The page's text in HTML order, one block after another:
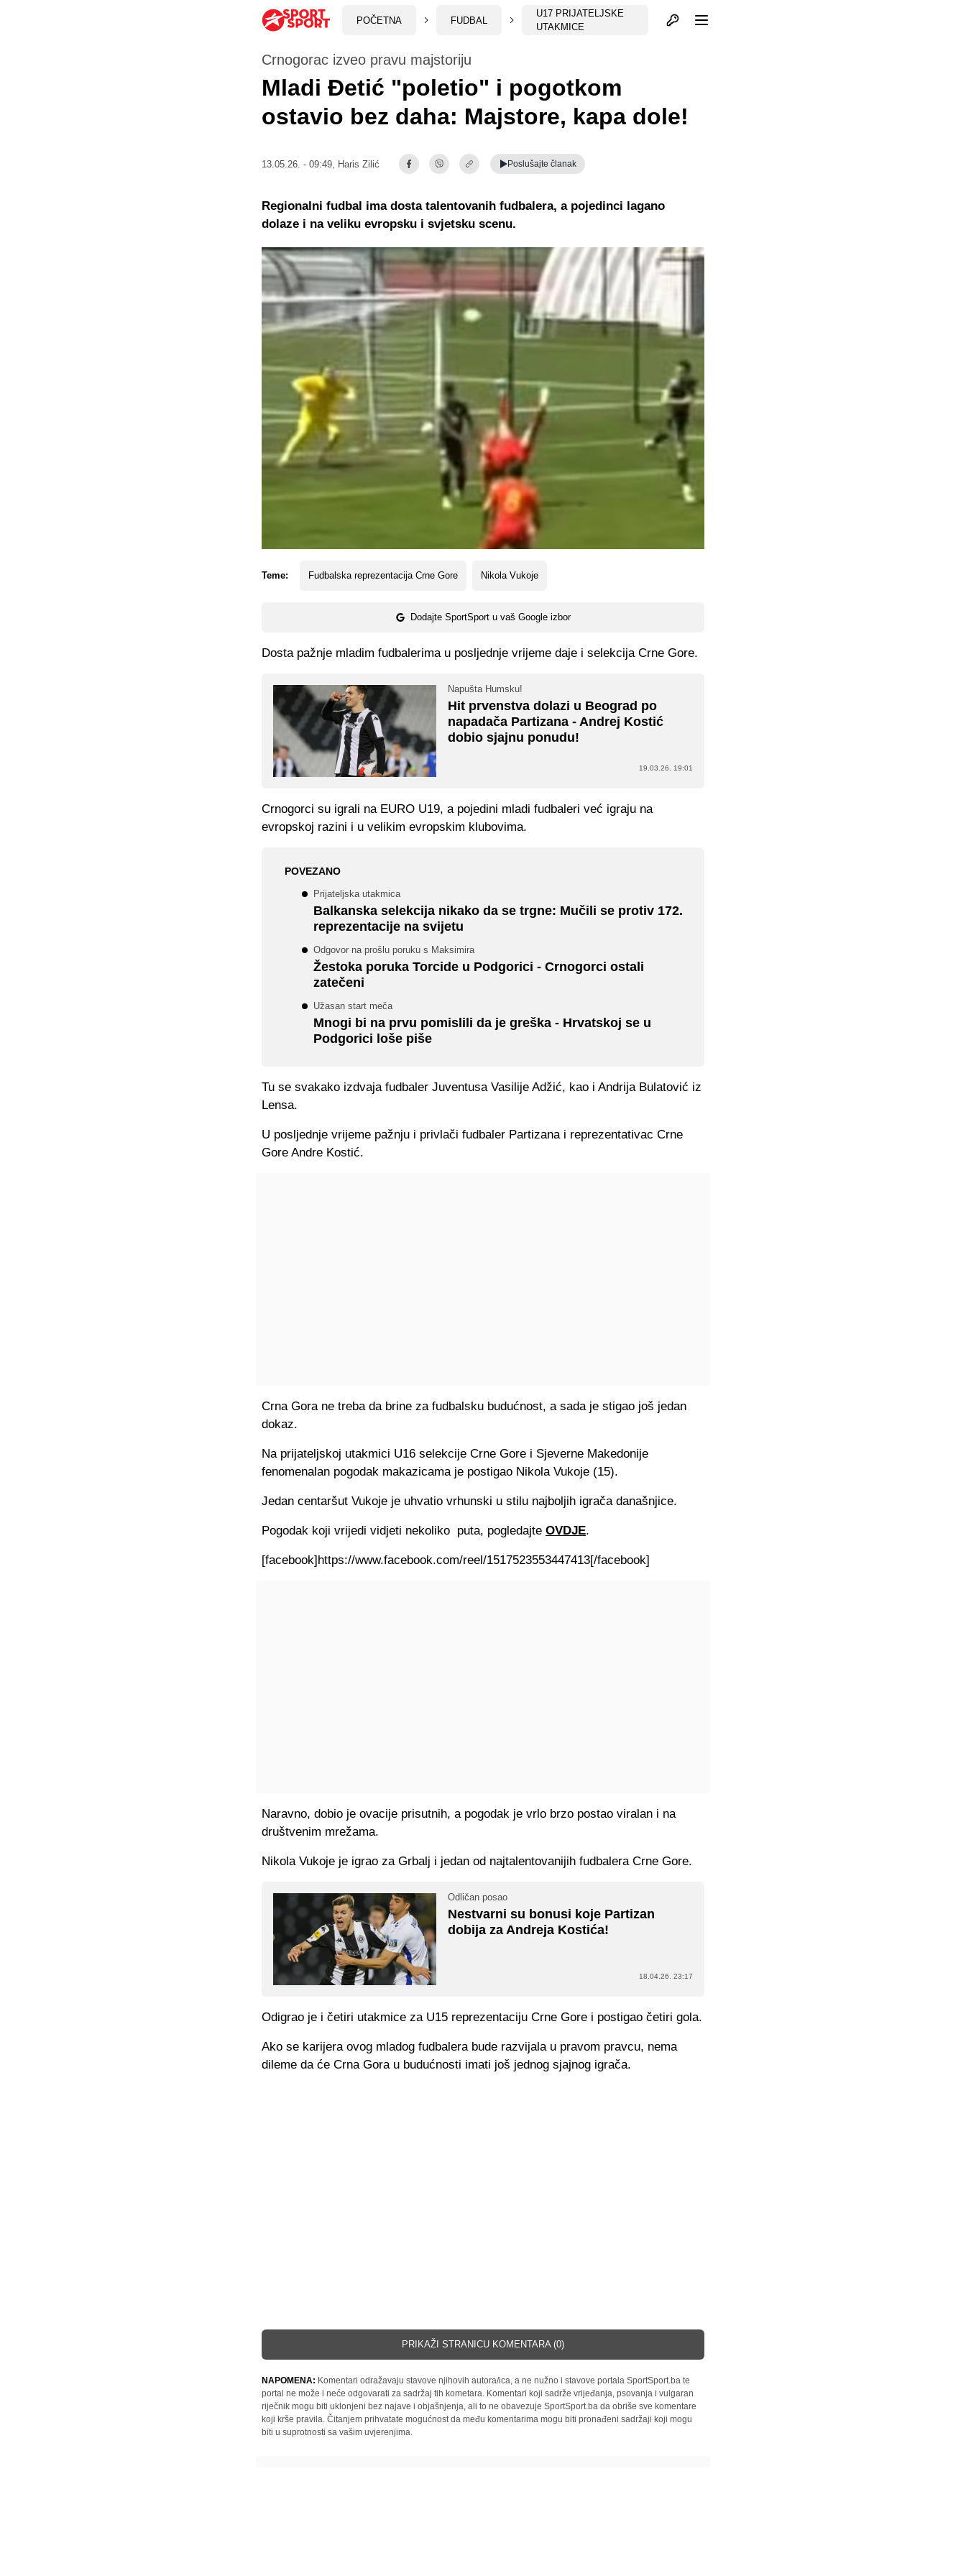
POČETNA FUDBAL
U17 PRIJATELJSKE
UTAKMICE
Otvori profil
Crnogorac izveo pravu majstoriju
Mladi Đetić "poletio" i pogotkom
ostavio bez daha: Majstore, kapa dole!
13.05.26. - 09:49, Haris Zilić Poslušajte članak
Teme: Fudbalska reprezentacija Crne Gore Nikola Vukoje
Dodajte SportSport u vaš Google izbor
Regionalni fudbal ima dosta talentovanih fudbalera, a pojedinci lagano
dolaze i na veliku evropsku i svjetsku scenu.
Dosta pažnje mladim fudbalerima u posljednje vrijeme daje i selekcija Crne Gore.
Napušta Humsku!
Hit prvenstva dolazi u Beograd po
napadača Partizana - Andrej Kostić
dobio sjajnu ponudu!
19.03.26. 19:01
Crnogorci su igrali na EURO U19, a pojedini mladi fudbaleri već igraju na
evropskoj razini i u velikim evropskim klubovima.
POVEZANO
Prijateljska utakmica
Balkanska selekcija nikako da se trgne: Mučili se protiv 172.
reprezentacije na svijetu
Odgovor na prošlu poruku s Maksimira
Žestoka poruka Torcide u Podgorici - Crnogorci ostali
zatečeni
Užasan start meča
Mnogi bi na prvu pomislili da je greška - Hrvatskoj se u
Podgorici loše piše
Tu se svakako izdvaja fudbaler Juventusa Vasilije Adžić, kao i Andrija Bulatović iz
Lensa.
U posljednje vrijeme pažnju i privlači fudbaler Partizana i reprezentativac Crne
Gore Andre Kostić.
Crna Gora ne treba da brine za fudbalsku budućnost, a sada je stigao još jedan
dokaz.
Na prijateljskoj utakmici U16 selekcije Crne Gore i Sjeverne Makedonije
fenomenalan pogodak makazicama je postigao Nikola Vukoje (15).
Jedan centaršut Vukoje je uhvatio vrhunski u stilu najboljih igrača današnjice.
Pogodak koji vrijedi vidjeti nekoliko puta, pogledajte OVDJE.
[facebook]https://www.facebook.com/reel/1517523553447413[/facebook]
Naravno, dobio je ovacije prisutnih, a pogodak je vrlo brzo postao viralan i na
društvenim mrežama.
Nikola Vukoje je igrao za Grbalj i jedan od najtalentovanijih fudbalera Crne Gore.
Odličan posao
Nestvarni su bonusi koje Partizan
dobija za Andreja Kostića!
18.04.26. 23:17
Odigrao je i četiri utakmice za U15 reprezentaciju Crne Gore i postigao četiri gola.
Ako se karijera ovog mladog fudbalera bude razvijala u pravom pravcu, nema
dileme da će Crna Gora u budućnosti imati još jednog sjajnog igrača.
PRIKAŽI STRANICU KOMENTARA (0)
NAPOMENA: Komentari odražavaju stavove njihovih autora/ica, a ne nužno i stavove portala SportSport.ba te
portal ne može i neće odgovarati za sadržaj tih kometara. Komentari koji sadrže vrijeđanja, psovanja i vulgaran
riječnik mogu biti uklonjeni bez najave i objašnjenja, ali to ne obavezuje SportSport.ba da obriše sve komentare
koji krše pravila. Čitanjem prihvatate mogućnost da među komentarima mogu biti pronađeni sadržaji koji mogu
biti u suprotnosti sa vašim uvjerenjima.